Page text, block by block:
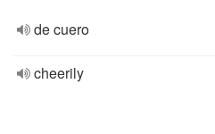
de cuero
cheerily